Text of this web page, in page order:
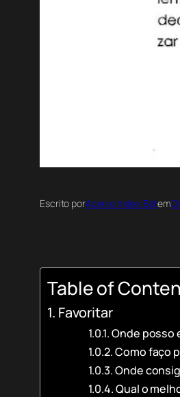
Escrito porAcervo Index Botem
Table of
Favoritar
Onde posso
Como faço
Onde
Qual o